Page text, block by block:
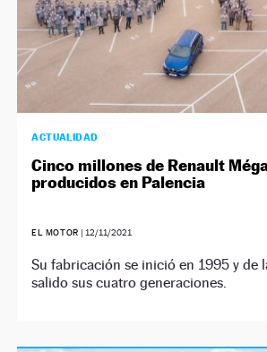
ACTUALIDAD
Cinco millones de Renault
producidos en Palencia
EL MOTOR | 12/11/2021
Su fabricación se inició en 1995 y de
salido sus cuatro generaciones.